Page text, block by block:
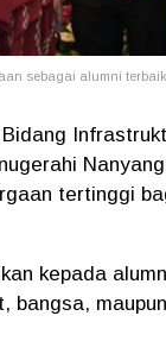
sebagai alumni
Bidang
tertinggi
kepada
bangsa,